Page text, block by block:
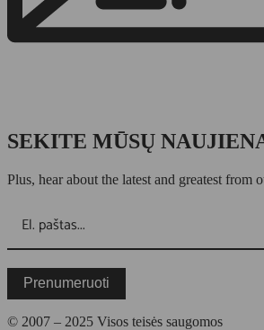
SEKITE MŪSŲ
Plus, hear about the latest and greatest from
Prenumeruoti
© 2007 – 2025 Visos teisės saugomos